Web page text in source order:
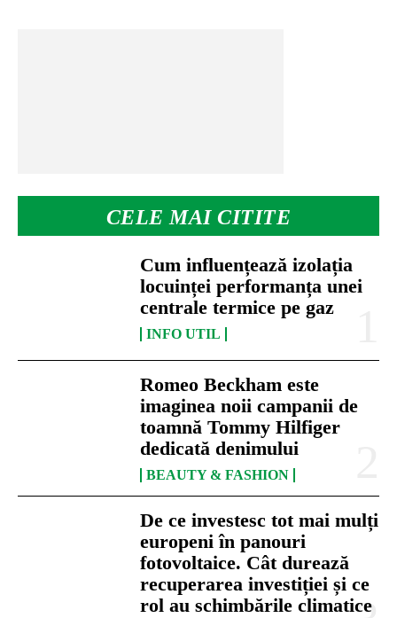
CELE MAI CITITE
Cum influențează izolația
locuinței performanța unei
centrale termice pe gaz
INFO UTIL
Romeo Beckham este
imaginea noii campanii de
toamnă Tommy Hilfiger
dedicată denimului
BEAUTY & FASHION
De ce investesc tot mai mulți
europeni în panouri
fotovoltaice. Cât durează
recuperarea investiției și ce
rol au schimbările climatice